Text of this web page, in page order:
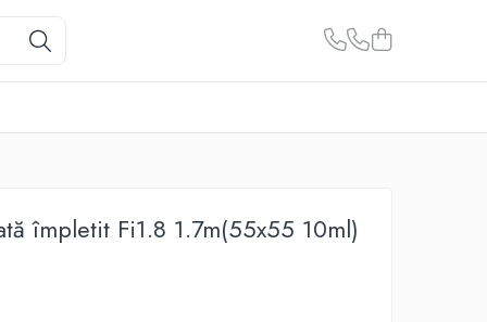
împletit Fi1.8 1.7m(55x55 10ml)